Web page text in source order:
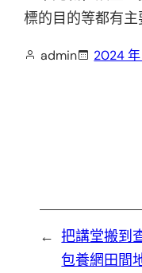
標的目的等都有主
admin 2024 年
← 把講堂搬到
包養網田間